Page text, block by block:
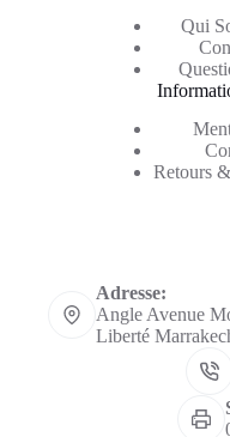
Qui
Retours
Adresse:
Angle Avenue
Liberté